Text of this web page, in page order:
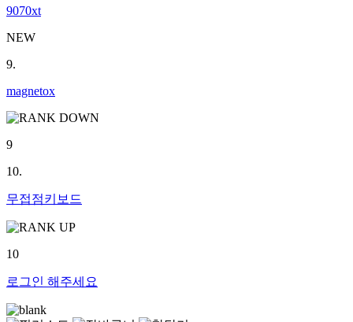
9070xt
NEW
9.
magnetox
9
10.
무접점키보드
10
로그인 해주세요